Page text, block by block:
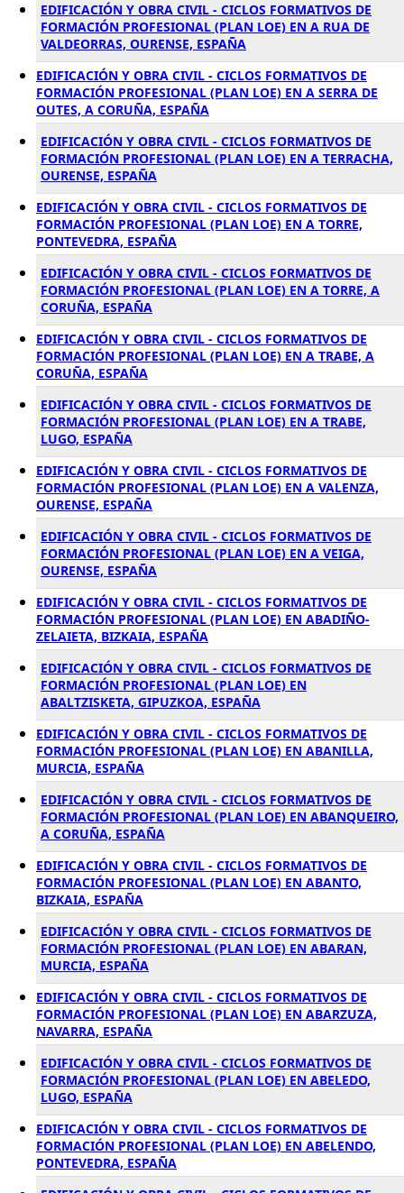
EDIFICACIÓN Y OBRA CIVIL - CICLOS FORMATIVOS DE
FORMACIÓN PROFESIONAL (PLAN LOE) EN A RUA DE
VALDEORRAS, OURENSE, ESPAÑA
EDIFICACIÓN Y OBRA CIVIL - CICLOS FORMATIVOS DE
FORMACIÓN PROFESIONAL (PLAN LOE) EN A SERRA DE
OUTES, A CORUÑA, ESPAÑA
EDIFICACIÓN Y OBRA CIVIL - CICLOS FORMATIVOS DE
FORMACIÓN PROFESIONAL (PLAN LOE) EN A TERRACHA,
OURENSE, ESPAÑA
EDIFICACIÓN Y OBRA CIVIL - CICLOS FORMATIVOS DE
FORMACIÓN PROFESIONAL (PLAN LOE) EN A TORRE,
PONTEVEDRA, ESPAÑA
EDIFICACIÓN Y OBRA CIVIL - CICLOS FORMATIVOS DE
FORMACIÓN PROFESIONAL (PLAN LOE) EN A TORRE, A
CORUÑA, ESPAÑA
EDIFICACIÓN Y OBRA CIVIL - CICLOS FORMATIVOS DE
FORMACIÓN PROFESIONAL (PLAN LOE) EN A TRABE, A
CORUÑA, ESPAÑA
EDIFICACIÓN Y OBRA CIVIL - CICLOS FORMATIVOS DE
FORMACIÓN PROFESIONAL (PLAN LOE) EN A TRABE,
LUGO, ESPAÑA
EDIFICACIÓN Y OBRA CIVIL - CICLOS FORMATIVOS DE
FORMACIÓN PROFESIONAL (PLAN LOE) EN A VALENZA,
OURENSE, ESPAÑA
EDIFICACIÓN Y OBRA CIVIL - CICLOS FORMATIVOS DE
FORMACIÓN PROFESIONAL (PLAN LOE) EN A VEIGA,
OURENSE, ESPAÑA
EDIFICACIÓN Y OBRA CIVIL - CICLOS FORMATIVOS DE
FORMACIÓN PROFESIONAL (PLAN LOE) EN ABADIÑO-
ZELAIETA, BIZKAIA, ESPAÑA
EDIFICACIÓN Y OBRA CIVIL - CICLOS FORMATIVOS DE
FORMACIÓN PROFESIONAL (PLAN LOE) EN
ABALTZISKETA, GIPUZKOA, ESPAÑA
EDIFICACIÓN Y OBRA CIVIL - CICLOS FORMATIVOS DE
FORMACIÓN PROFESIONAL (PLAN LOE) EN ABANILLA,
MURCIA, ESPAÑA
EDIFICACIÓN Y OBRA CIVIL - CICLOS FORMATIVOS DE
FORMACIÓN PROFESIONAL (PLAN LOE) EN ABANQUEIRO,
A CORUÑA, ESPAÑA
EDIFICACIÓN Y OBRA CIVIL - CICLOS FORMATIVOS DE
FORMACIÓN PROFESIONAL (PLAN LOE) EN ABANTO,
BIZKAIA, ESPAÑA
EDIFICACIÓN Y OBRA CIVIL - CICLOS FORMATIVOS DE
FORMACIÓN PROFESIONAL (PLAN LOE) EN ABARAN,
MURCIA, ESPAÑA
EDIFICACIÓN Y OBRA CIVIL - CICLOS FORMATIVOS DE
FORMACIÓN PROFESIONAL (PLAN LOE) EN ABARZUZA,
NAVARRA, ESPAÑA
EDIFICACIÓN Y OBRA CIVIL - CICLOS FORMATIVOS DE
FORMACIÓN PROFESIONAL (PLAN LOE) EN ABELEDO,
LUGO, ESPAÑA
EDIFICACIÓN Y OBRA CIVIL - CICLOS FORMATIVOS DE
FORMACIÓN PROFESIONAL (PLAN LOE) EN ABELENDO,
PONTEVEDRA, ESPAÑA